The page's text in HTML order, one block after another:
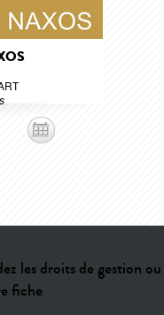
les droits de gestion ou
fiche